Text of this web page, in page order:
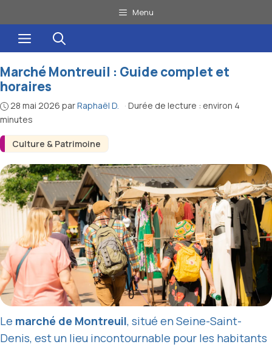
au
contenu
Menu
Menu
Culture & Patrimoine
Marché Montreuil : Guide complet et
horaires
28 mai 2026 parRaphaël D. · Durée de lecture : environ 4
minutes
Le marché de Montreuil, situé en Seine-Saint-
Denis, est un lieu incontournable pour les habitants